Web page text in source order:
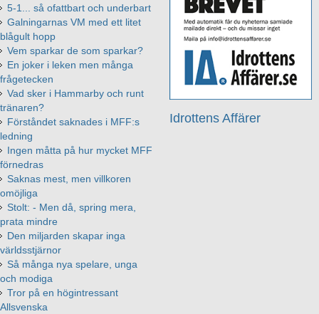
Idrottens Affärer
5-1... så ofattbart och underbart
Galningarnas VM med ett litet
blågult hopp
Vem sparkar de som sparkar?
En joker i leken men många
frågetecken
Vad sker i Hammarby och runt
tränaren?
Förståndet saknades i MFF:s
ledning
Ingen måtta på hur mycket MFF
förnedras
Saknas mest, men villkoren
omöjliga
Stolt: - Men då, spring mera,
prata mindre
Den miljarden skapar inga
världsstjärnor
Så många nya spelare, unga
och modiga
Tror på en högintressant
Allsvenska